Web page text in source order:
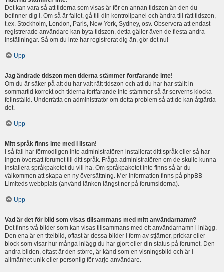
Det kan vara så att tiderna som visas är för en annan tidszon än den du
befinner dig i. Om så är fallet, gå till din kontrollpanel och ändra till rätt tidszon,
t.ex. Stockholm, London, Paris, New York, Sydney, osv. Observera att endast
registrerade användare kan byta tidszon, detta gäller även de flesta andra
inställningar. Så om du inte har registrerat dig än, gör det nu!
Upp
Jag ändrade tidszon men tiderna stämmer fortfarande inte!
Om du är säker på att du har valt rätt tidszon och att du har har ställt in
sommartid korrekt och tiderna fortfarande inte stämmer så är serverns klocka
felinställd. Underrätta en administratör om detta problem så att de kan åtgärda
det.
Upp
Mitt språk finns inte med i listan!
I så fall har förmodligen inte administratören installerat ditt språk eller så har
ingen översatt forumet till ditt språk. Fråga administratören om de skulle kunna
installera språkpaketet du vill ha. Om språkpaketet inte finns så är du
välkommen att skapa en ny översättning. Mer information finns på phpBB
Limiteds webbplats (använd länken längst ner på forumsidorna).
Upp
Vad är det för bild som visas tillsammans med mitt användarnamn?
Det finns två bilder som kan visas tillsammans med ett användarnamn i inlägg.
Den ena är en titelbild, oftast är dessa bilder i form av stjärnor, prickar eller
block som visar hur många inlägg du har gjort eller din status på forumet. Den
andra bilden, oftast är den större, är känd som en visningsbild och är i
allmänhet unik eller personlig för varje användare.